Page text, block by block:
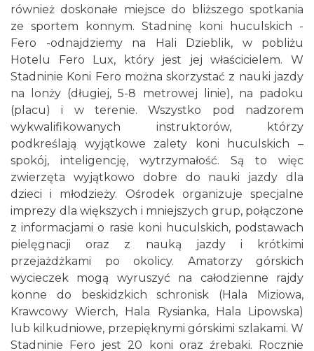
również doskonałe miejsce do bliższego spotkania
ze sportem konnym. Stadninę koni huculskich -
Fero -odnajdziemy na Hali Dzieblik, w pobliżu
Hotelu Fero Lux, który jest jej właścicielem. W
Stadninie Koni Fero można skorzystać z nauki jazdy
na lonży (długiej, 5-8 metrowej linie), na padoku
(placu) i w terenie. Wszystko pod nadzorem
wykwalifikowanych instruktorów, którzy
podkreślają wyjątkowe zalety koni huculskich –
spokój, inteligencję, wytrzymałość. Są to więc
zwierzęta wyjątkowo dobre do nauki jazdy dla
dzieci i młodzieży. Ośrodek organizuje specjalne
imprezy dla większych i mniejszych grup, połączone
z informacjami o rasie koni huculskich, podstawach
pielęgnacji oraz z nauką jazdy i krótkimi
przejażdżkami po okolicy. Amatorzy górskich
wycieczek mogą wyruszyć na całodzienne rajdy
konne do beskidzkich schronisk (Hala Miziowa,
Krawcowy Wierch, Hala Rysianka, Hala Lipowska)
lub kilkudniowe, przepięknymi górskimi szlakami. W
Stadninie Fero jest 20 koni oraz źrebaki. Rocznie